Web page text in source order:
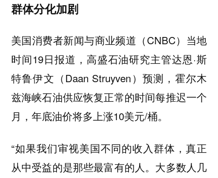
群体分化加剧
美国消费者新闻与商业频道（CNBC）当地
时间19日报道，高盛石油研究主管达恩·斯
特鲁伊文（Daan Struyven）预测，霍尔木
兹海峡石油供应恢复正常的时间每推迟一个
月，年底油价将多上涨10美元/桶。
“如果我们审视美国不同的收入群体，真正
从中受益的是那些最富有的人。大多数人几